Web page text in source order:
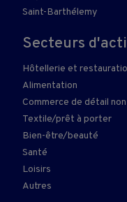
Saint-Barthélemy
Secteurs
Hôtellerie et
Alimentation
Commerce de détail
Textile/prêt à porter
Bien-être/beauté
Santé
Loisirs
Autres